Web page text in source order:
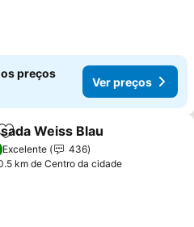
preços
Ver preços
Adicionar aos favoritos
Weiss Blau
Excelente
436
km de Centro da cidade